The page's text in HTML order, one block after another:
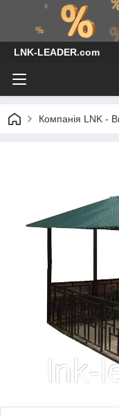
LNK-LEADER.com
Компанія LNK -